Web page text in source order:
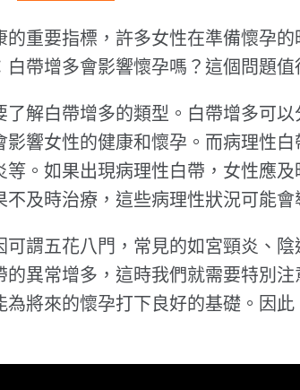
的重要指標，許多女性在準備懷孕
帶增多會影響懷孕嗎？這個問題值
了解白帶增多的類型。白帶增多可
影響女性的健康和懷孕。而病理性
等。如果出現病理性白帶，女性應
及時治療，這些病理性狀況可能會
可謂五花八門，常見的如宮頸炎、
的異常增多，這時我們就需要特別
為將來的懷孕打下良好的基礎。因